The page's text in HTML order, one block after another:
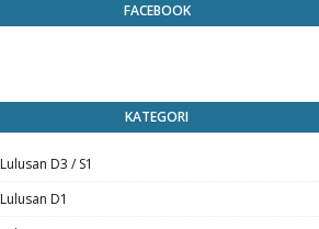
FACEBOOK
KATEGORI
Lulusan D3 / S1
Lulusan D1